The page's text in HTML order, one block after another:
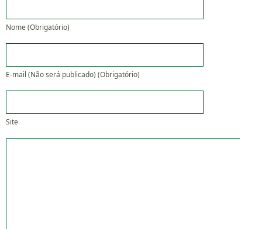
Nome (Obrigatório)
E-mail (Não será publicado) (Obrigatório)
Site